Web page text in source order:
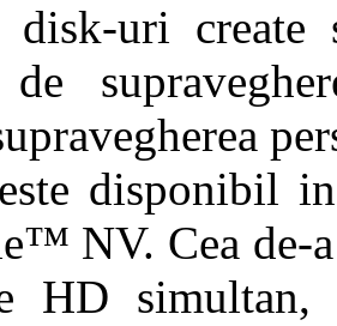
disk-uri
de
disponibil
NV. Cea de-
HD simultan,